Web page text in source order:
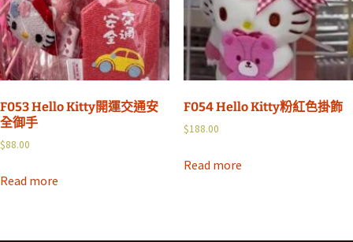
F053 Hello Kitty開運交通安
全御手
$88.00
Read more
F054 Hello Kitty粉紅色掛飾
$188.00
Read more